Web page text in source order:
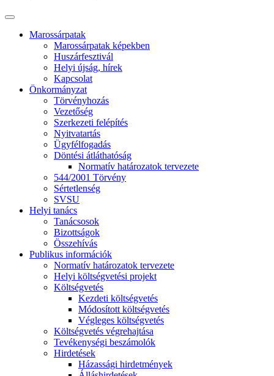
Marossárpatak
Marossárpatak képekben
Huszárfesztivál
Helyi újság, hírek
Kapcsolat
Önkormányzat
Törvényhozás
Vezetőség
Szerkezeti felépítés
Nyitvatartás
Ügyfélfogadás
Döntési átláthatóság
Normatív határozatok tervezete
544/2001 Törvény
Sértetlenség
SVSU
Helyi tanács
Tanácsosok
Bizottságok
Összehívás
Publikus információk
Normatív határozatok tervezete
Helyi költségvetési projekt
Költségvetés
Kezdeti költségvetés
Módosított költségvetés
Végleges költségvetés
Költségvetés végrehajtása
Tevékenységi beszámolók
Hirdetések
Házassági hirdetmények